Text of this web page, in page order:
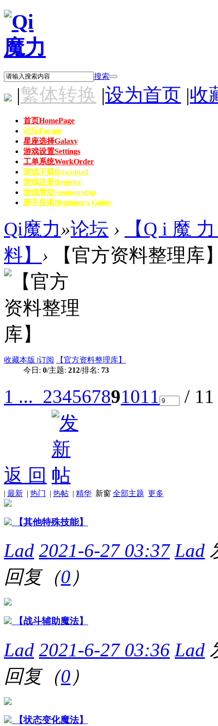
搜索
|繁体转换 |设为首页 |收
首页HomePage
论坛Forum
星座选择Galaxy
游戏设置Settings
工单系统WorkOrder
游戏下载Download
游戏注册Register
游戏赞助Sponsorship
新手指南Beginner's Guide
Qi魔力»论坛 ›
【Q i 魔
料】 › 【官方资料整理库
收藏本版 |订阅
【官方资料整理库】
今日: 0/主题: 212/排名: 73
1 ... 234567891011 /
返 回
| 最新 | 热门 | 热帖 | 精华 新窗 全部主题 更多
【其他特殊技能】
Lad 2021-6-27 03:37 Lad
回复（0 ）
【战斗辅助魔法】
Lad 2021-6-27 03:36 Lad
回复（0 ）
【状态变化魔法】